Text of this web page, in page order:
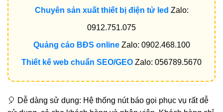
Chuyên sản xuất thiết bị điện tử led Zalo:
0912.751.075
Quảng cáo BĐS onlineZalo: 0902.468.100
Thiết kế web chuẩn SEO/GEO Zalo: 056789.5670
🎈 Dễ dàng sử dụng: Hệ thống nút báo gọi phục vụ rất dễ